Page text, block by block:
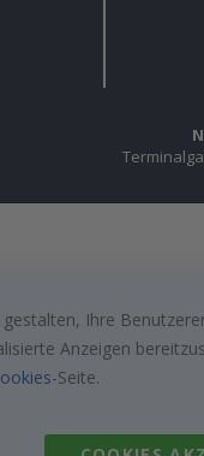
Ihre
Anzeigen
-Seite.